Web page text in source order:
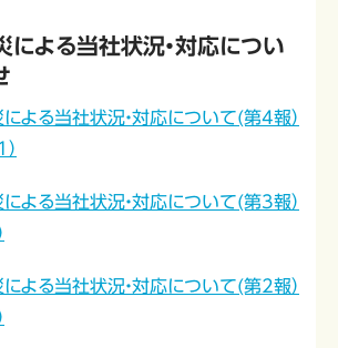
による当社状況・対応につい
よる当社状況・対応について(第4報）
よる当社状況・対応について(第3報）
よる当社状況・対応について(第2報）